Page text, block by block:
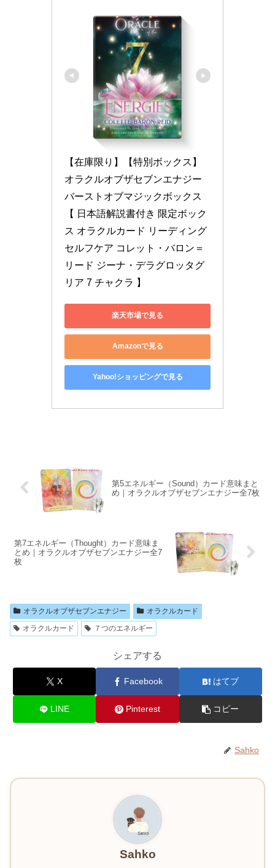
【在庫限り】【特別ボックス】
オラクルオブザセブンエナジー
バーストオブマジックボックス
【 日本語解説書付き 限定ボック
ス オラクルカード リーディング
セルフケア コレット・バロン＝
リード ジーナ・デラグロッタグ
リア 7 チャクラ 】
楽天市場で見る
Amazonで見る
Yahoo!ショッピングで見る
第5エネルギー（Sound）カード意味まと
め｜オラクルオブザセブンエナジー全7枚
第7エネルギー（Thought）カード意味ま
とめ｜オラクルオブザセブンエナジー全7
枚
オラクルオブザセブンエナジー
オラクルカード
オラクルカード
７つのエネルギー
シェアする
X Facebook はてブ
LINE Pinterest コピー
Sahko
Sahko